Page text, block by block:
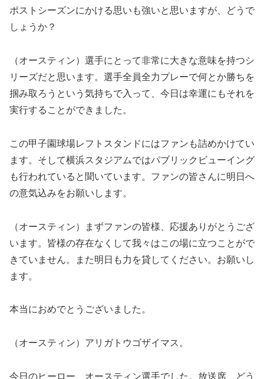
ポストシーズンにかける思いも強いと思いますが、どうで
しょうか？
（オースティン）選手にとって非常に大きな意味を持つシ
リーズだと思います。選手全員全力プレーで何とか勝ちを
掴み取ろうという気持ちで入って、今日は幸運にもそれを
実行することができました。
この甲子園球場レフトスタンドにはファンも詰めかけてい
ます。そして横浜スタジアムではパブリックビューイング
も行われていると聞いています。ファンの皆さんに明日へ
の意気込みをお願いします。
（オースティン）まずファンの皆様、応援ありがとうござ
います。皆様の存在なくして我々はこの場に立つことがで
きていません。また明日も力を貸してください。お願いし
ます。
本当におめでとうございました。
（オースティン）アリガトウゴザイマス。
今日のヒーロー、オースティン選手でした。放送席、どう